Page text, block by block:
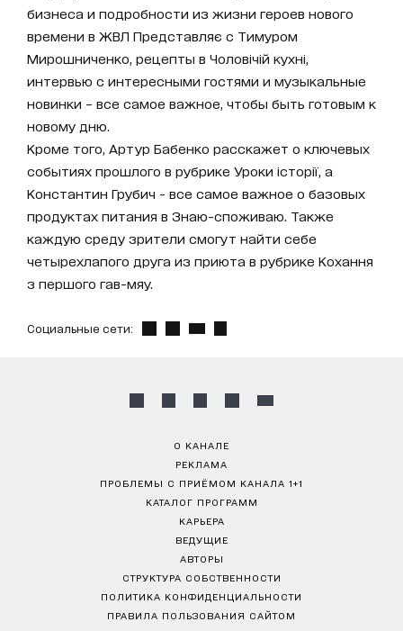
бизнеса и подробности из жизни героев нового
времени в ЖВЛ Представляє с Тимуром
Мирошниченко, рецепты в Чоловічій кухні,
интервью с интересными гостями и музыкальные
новинки – все самое важное, чтобы быть готовым к
новому дню.
Кроме того, Артур Бабенко расскажет о ключевых
событиях прошлого в рубрике Уроки історії, а
Константин Грубич - все самое важное о базовых
продуктах питания в Знаю-споживаю. Также
каждую среду зрители смогут найти себе
четырехлапого друга из приюта в рубрике Кохання
з першого гав-мяу.
Социальные сети:
О КАНАЛЕ
РЕКЛАМА
ПРОБЛЕМЫ С ПРИЁМОМ КАНАЛА 1+1
КАТАЛОГ ПРОГРАММ
КАРЬЕРА
ВЕДУЩИЕ
АВТОРЫ
СТРУКТУРА СОБСТВЕННОСТИ
ПОЛИТИКА КОНФИДЕНЦИАЛЬНОСТИ
ПРАВИЛА ПОЛЬЗОВАНИЯ САЙТОМ